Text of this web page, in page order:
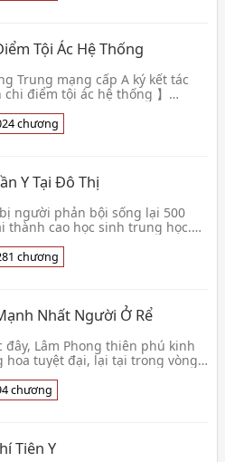
Tội Ác Hệ Thống
Trung mạng cấp A ký kết tác
chi điểm tội ác hệ thống 】
73 Quân
chương
Y Tại Đô Thị
người phản bội sống lại 500
thành cao học sinh trung học.
chương
Nhất Người Ở Rể
đây, Lâm Phong thiên phú kinh
hoa tuyệt đại, lại tại trong vòng
Vô Tích
chương
Tiên Y